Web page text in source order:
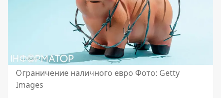
Ограничение наличного евро Фото: Getty
Images